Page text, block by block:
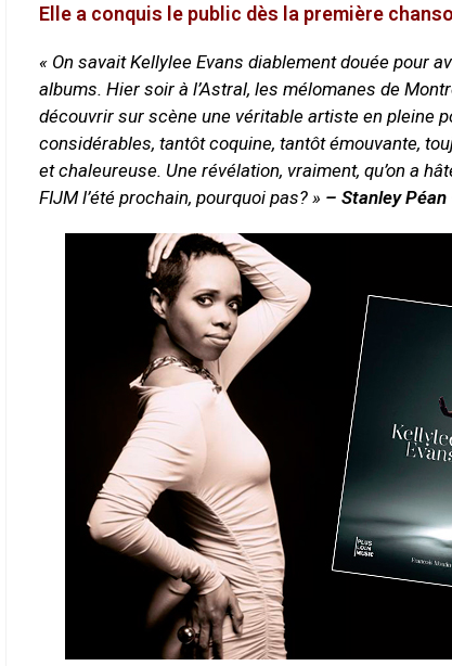
Elle a conquis le public dès la première
« On savait Kellylee Evans diablement douée pour
albums. Hier soir à l’Astral, les mélomanes de
découvrir sur scène une véritable artiste en pleine
considérables, tantôt coquine, tantôt émouvante,
et chaleureuse. Une révélation, vraiment, qu’on a
FIJM l’été prochain, pourquoi pas? » – Stanley